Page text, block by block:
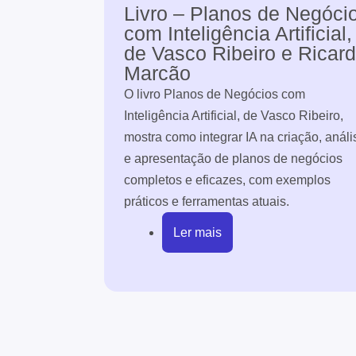
Livro – Planos de
com Inteligência Artificial,
de Vasco Ribeiro e
Marcão
O livro Planos de Negócios com
Inteligência Artificial, de Vasco Ribeiro,
mostra como integrar IA na criação,
e apresentação de planos de negócios
completos e eficazes, com exemplos
práticos e ferramentas atuais.
Ler mais